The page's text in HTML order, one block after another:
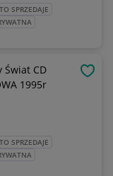
SPRZEDAJE
Świat CD
1995r
SPRZEDAJE